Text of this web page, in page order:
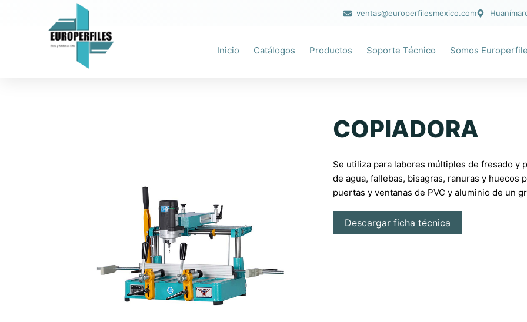
ventas@europerfilesmexico.com
Inicio Catálogos Productos Soporte Técnico Somos
COPIADORA
Se utiliza para labores múltiples de fresado y
de agua, fallebas, bisagras, ranuras y
puertas y ventanas de PVC y aluminio de un
Descargar ficha técnica